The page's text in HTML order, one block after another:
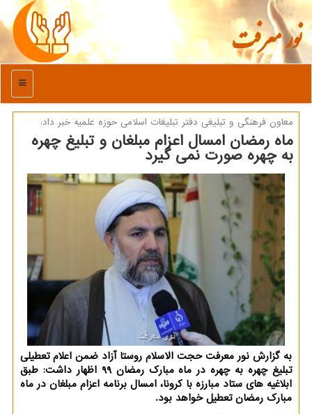
نور معرفت
منو
معاون فرهنگی و تبلیغی دفتر تبلیغات اسلامی حوزه علمیه خبر داد:
ماه رمضان امسال اعزام مبلغان و تبلیغ چهره
به چهره صورت نمی گیرد
به گزارش نور معرفت حجت الاسلام روستا آزاد ضمن اعلام تعطیلی
تبلیغ چهره به چهره در ماه مبارك رمضان 99 اظهار داشت: طبق
ابلاغیه های ستاد مبارزه با كرونا، امسال برنامه اعزام مبلغان در ماه
مبارك رمضان تعطیل خواهد بود.